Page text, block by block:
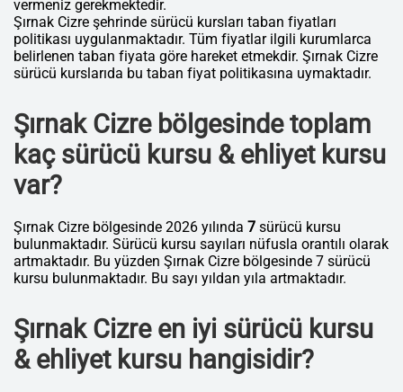
vermeniz gerekmektedir.
Şırnak Cizre şehrinde sürücü kursları taban fiyatları
politikası uygulanmaktadır. Tüm fiyatlar ilgili kurumlarca
belirlenen taban fiyata göre hareket etmekdir. Şırnak Cizre
sürücü kurslarıda bu taban fiyat politikasına uymaktadır.
Şırnak Cizre bölgesinde toplam
kaç sürücü kursu & ehliyet kursu
var?
Şırnak Cizre bölgesinde 2026 yılında 7 sürücü kursu
bulunmaktadır. Sürücü kursu sayıları nüfusla orantılı olarak
artmaktadır. Bu yüzden Şırnak Cizre bölgesinde 7 sürücü
kursu bulunmaktadır. Bu sayı yıldan yıla artmaktadır.
Şırnak Cizre en iyi sürücü kursu
& ehliyet kursu hangisidir?